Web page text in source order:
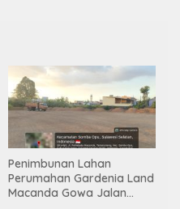
Penimbunan Lahan
Perumahan Gardenia Land
Macanda Gowa Jalan